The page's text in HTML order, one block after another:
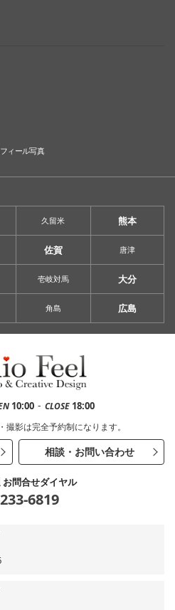
ィール写真
久留米 熊本
佐賀 唐津
壱岐対馬 大分
角島 広島
10:00 - CLOSE 18:00
影は完全予約制になります。
相談・お問い合わせ
お問合せダイヤル
6819